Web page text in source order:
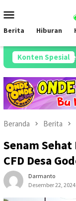
ke
kontenMobile
Berita Hiburan
Konten Spesial
Ajang Mempererat
Beranda Berita
Senam
CFD Desa
Darmanto
Desember 22, 2024